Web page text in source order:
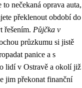
nečekaná oprava auta,
překlenout období do
řešením. Půjčka v
průzkumu si jistě
panice a s
lidí v Ostravě a okolí již
jim překonat finanční